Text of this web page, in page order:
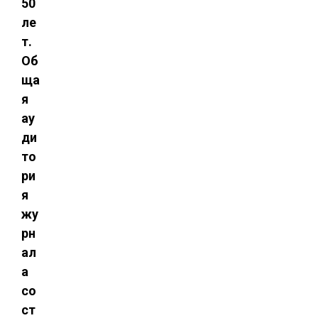
50
ле
т.
Об
ща
я
ау
ди
то
ри
я
жу
рн
ал
а
со
ст